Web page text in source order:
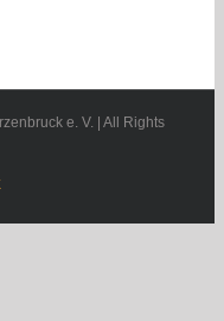
e. V. | All Rights